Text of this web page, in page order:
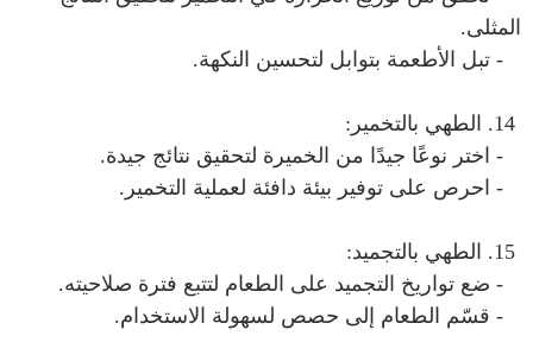
المثلى.
- تبل الأطعمة بتوابل لتحسين النكهة.
- اختر نوعًا جيدًا من الخميرة لتحقيق نتائج جيدة.
- احرص على توفير بيئة دافئة لعملية التخمير.
- ضع تواريخ التجميد على الطعام لتتبع فترة صلاحيته.
- قسّم الطعام إلى حصص لسهولة الاستخدام.